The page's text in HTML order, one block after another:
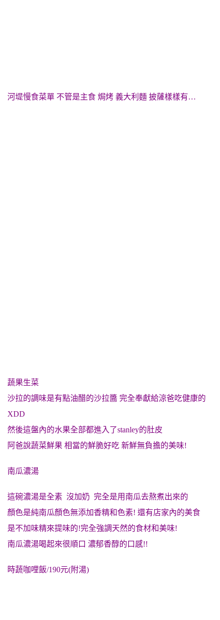
河堤慢食菜單 不管是主食 焗烤 義大利麵 披薩樣樣有…
蔬果生菜
沙拉的調味是有點油醋的沙拉醬 完全奉獻給涼爸吃健康的
XDD
然後這盤內的水果全部都進入了stanley的肚皮
阿爸說蔬菜鮮果 相當的鮮脆好吃 新鮮無負擔的美味!
南瓜濃湯
這碗濃湯是全素 沒加奶 完全是用南瓜去熬煮出來的
顏色是純南瓜顏色無添加香精和色素! 還有店家內的美食
是不加味精來提味的!完全強調天然的食材和美味!
南瓜濃湯喝起來很順口 濃郁香醇的口感!!
時蔬咖哩飯/190元(附湯)